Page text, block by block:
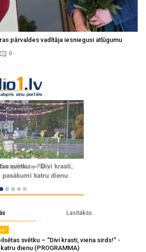
pārvaldes vadītāja iesniegusi atlūgumu
0
Lasītākās
svētku – “Divi krasti, viena sirds!” -
dienu (PROGRAMMA)